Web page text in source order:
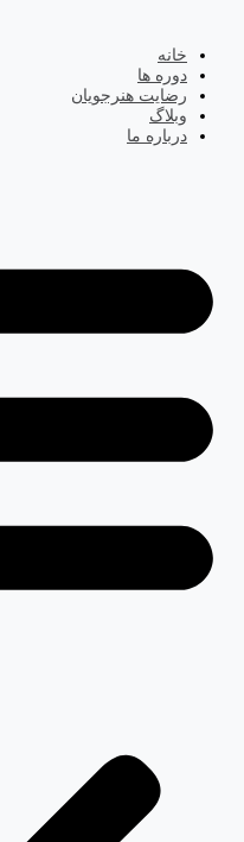
خانه
دوره ها
رضایت هنرجویان
وبلاگ
درباره ما